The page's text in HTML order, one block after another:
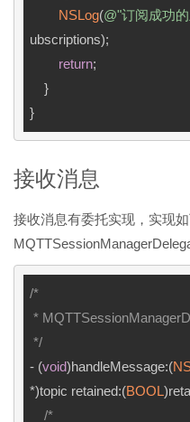
NSLog(@"订阅成功
ubscriptions);
return;
接收消息
接收消息有委托实现，实现
/*
*/
- (void)handleMessage:(
*)topic retained:(BOOL
/*